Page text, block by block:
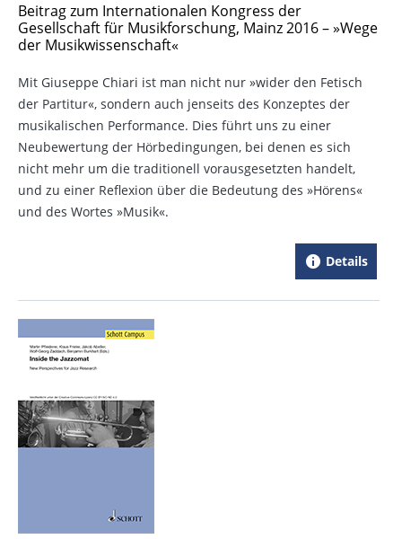
Beitrag zum Internationalen Kongress der
Gesellschaft für Musikforschung, Mainz 2016 – »Wege
der Musikwissenschaft«
Mit Giuseppe Chiari ist man nicht nur »wider den Fetisch
der Partitur«, sondern auch jenseits des Konzeptes der
musikalischen Performance. Dies führt uns zu einer
Neubewertung der Hörbedingungen, bei denen es sich
nicht mehr um die traditionell vorausgesetzten handelt,
und zu einer Reflexion über die Bedeutung des »Hörens«
und des Wortes »Musik«.
Details